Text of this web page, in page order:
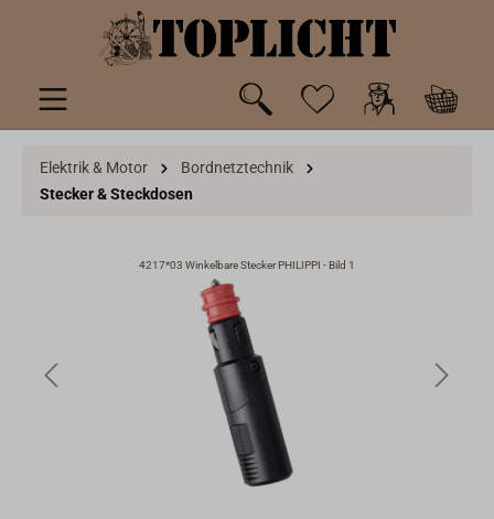
springen
Elektrik & Motor
Bordnetztechnik
Stecker & Steckdosen
4217*03 Winkelbare Stecker PHILIPPI - Bild 1